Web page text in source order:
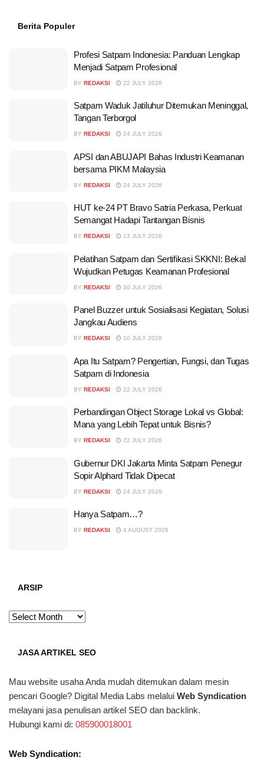
Berita Populer
Profesi Satpam Indonesia: Panduan Lengkap
Menjadi Satpam Profesional
BY REDAKSI 22 JULY 2026
Satpam Waduk Jatiluhur Ditemukan Meninggal,
Tangan Terborgol
BY REDAKSI 24 JULY 2026
APSI dan ABUJAPI Bahas Industri Keamanan
bersama PIKM Malaysia
BY REDAKSI 24 JULY 2026
HUT ke-24 PT Bravo Satria Perkasa, Perkuat
Semangat Hadapi Tantangan Bisnis
BY REDAKSI 13 JULY 2026
Pelatihan Satpam dan Sertifikasi SKKNI: Bekal
Wujudkan Petugas Keamanan Profesional
BY REDAKSI 30 JULY 2026
Panel Buzzer untuk Sosialisasi Kegiatan, Solusi
Jangkau Audiens
BY REDAKSI 10 JULY 2026
Apa Itu Satpam? Pengertian, Fungsi, dan Tugas
Satpam di Indonesia
BY REDAKSI 22 JULY 2026
Perbandingan Object Storage Lokal vs Global:
Mana yang Lebih Tepat untuk Bisnis?
BY REDAKSI 22 JULY 2026
Gubernur DKI Jakarta Minta Satpam Penegur
Sopir Alphard Tidak Dipecat
BY REDAKSI 24 JULY 2026
Hanya Satpam…?
BY REDAKSI 4 AUGUST 2026
ARSIP
ARSIP
JASA ARTIKEL SEO
Mau website usaha Anda mudah ditemukan dalam mesin
pencari Google? Digital Media Labs melalui Web Syndication
melayani jasa penulisan artikel SEO dan backlink.
Hubungi kami di: 085900018001
Web Syndication: